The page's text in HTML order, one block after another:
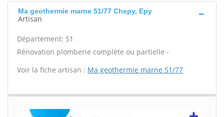
Ma geothermie marne 51/77 Chepy, Epy
Artisan
Département: 51
Rénovation plomberie complète ou partielle -
Voir la fiche artisan : Ma geothermie marne 51/77